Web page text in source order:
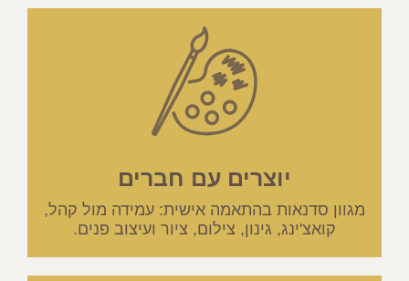
יוצרים עם חברים
מגוון סדנאות בהתאמה אישית: עמידה מול קהל,
קואצ'ינג, גינון, צילום, ציור ועיצוב פנים.